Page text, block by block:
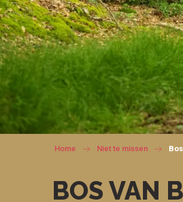
Home Niet te missen
BOS VAN